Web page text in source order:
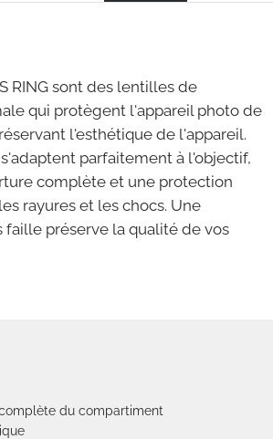
RING sont des lentilles de
qui protègent l'appareil photo de
l'esthétique de l'appareil.
parfaitement à l'objectif,
complète et une protection
rayures et les chocs. Une
faille préserve la qualité de vos
du compartiment